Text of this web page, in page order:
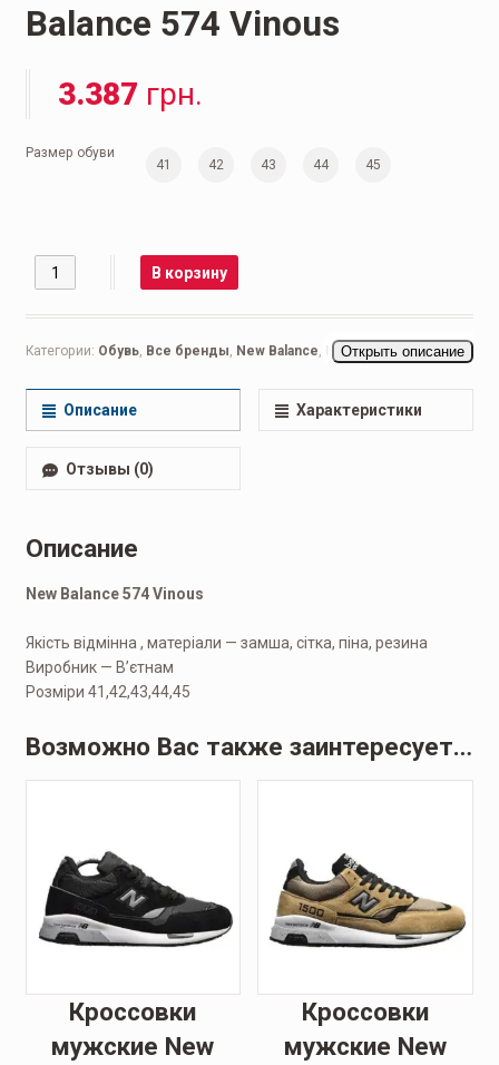
Balance 574 Vinous
3.387 грн.
Размер обуви
41 42 43 44 45
Количество В корзину
Категории: Обувь, Все бренды, New Balance, New Balance 999,
Повседневные мужские
Открыть описание
Описание Характеристики
Отзывы (0)
Описание
New Balance 574 Vinous
Якість відмінна , матеріали — замша, сітка, піна, резина
Виробник — В’єтнам
Розміри 41,42,43,44,45
Возможно Вас также заинтересует…
Кроссовки
мужские New
Кроссовки
мужские New